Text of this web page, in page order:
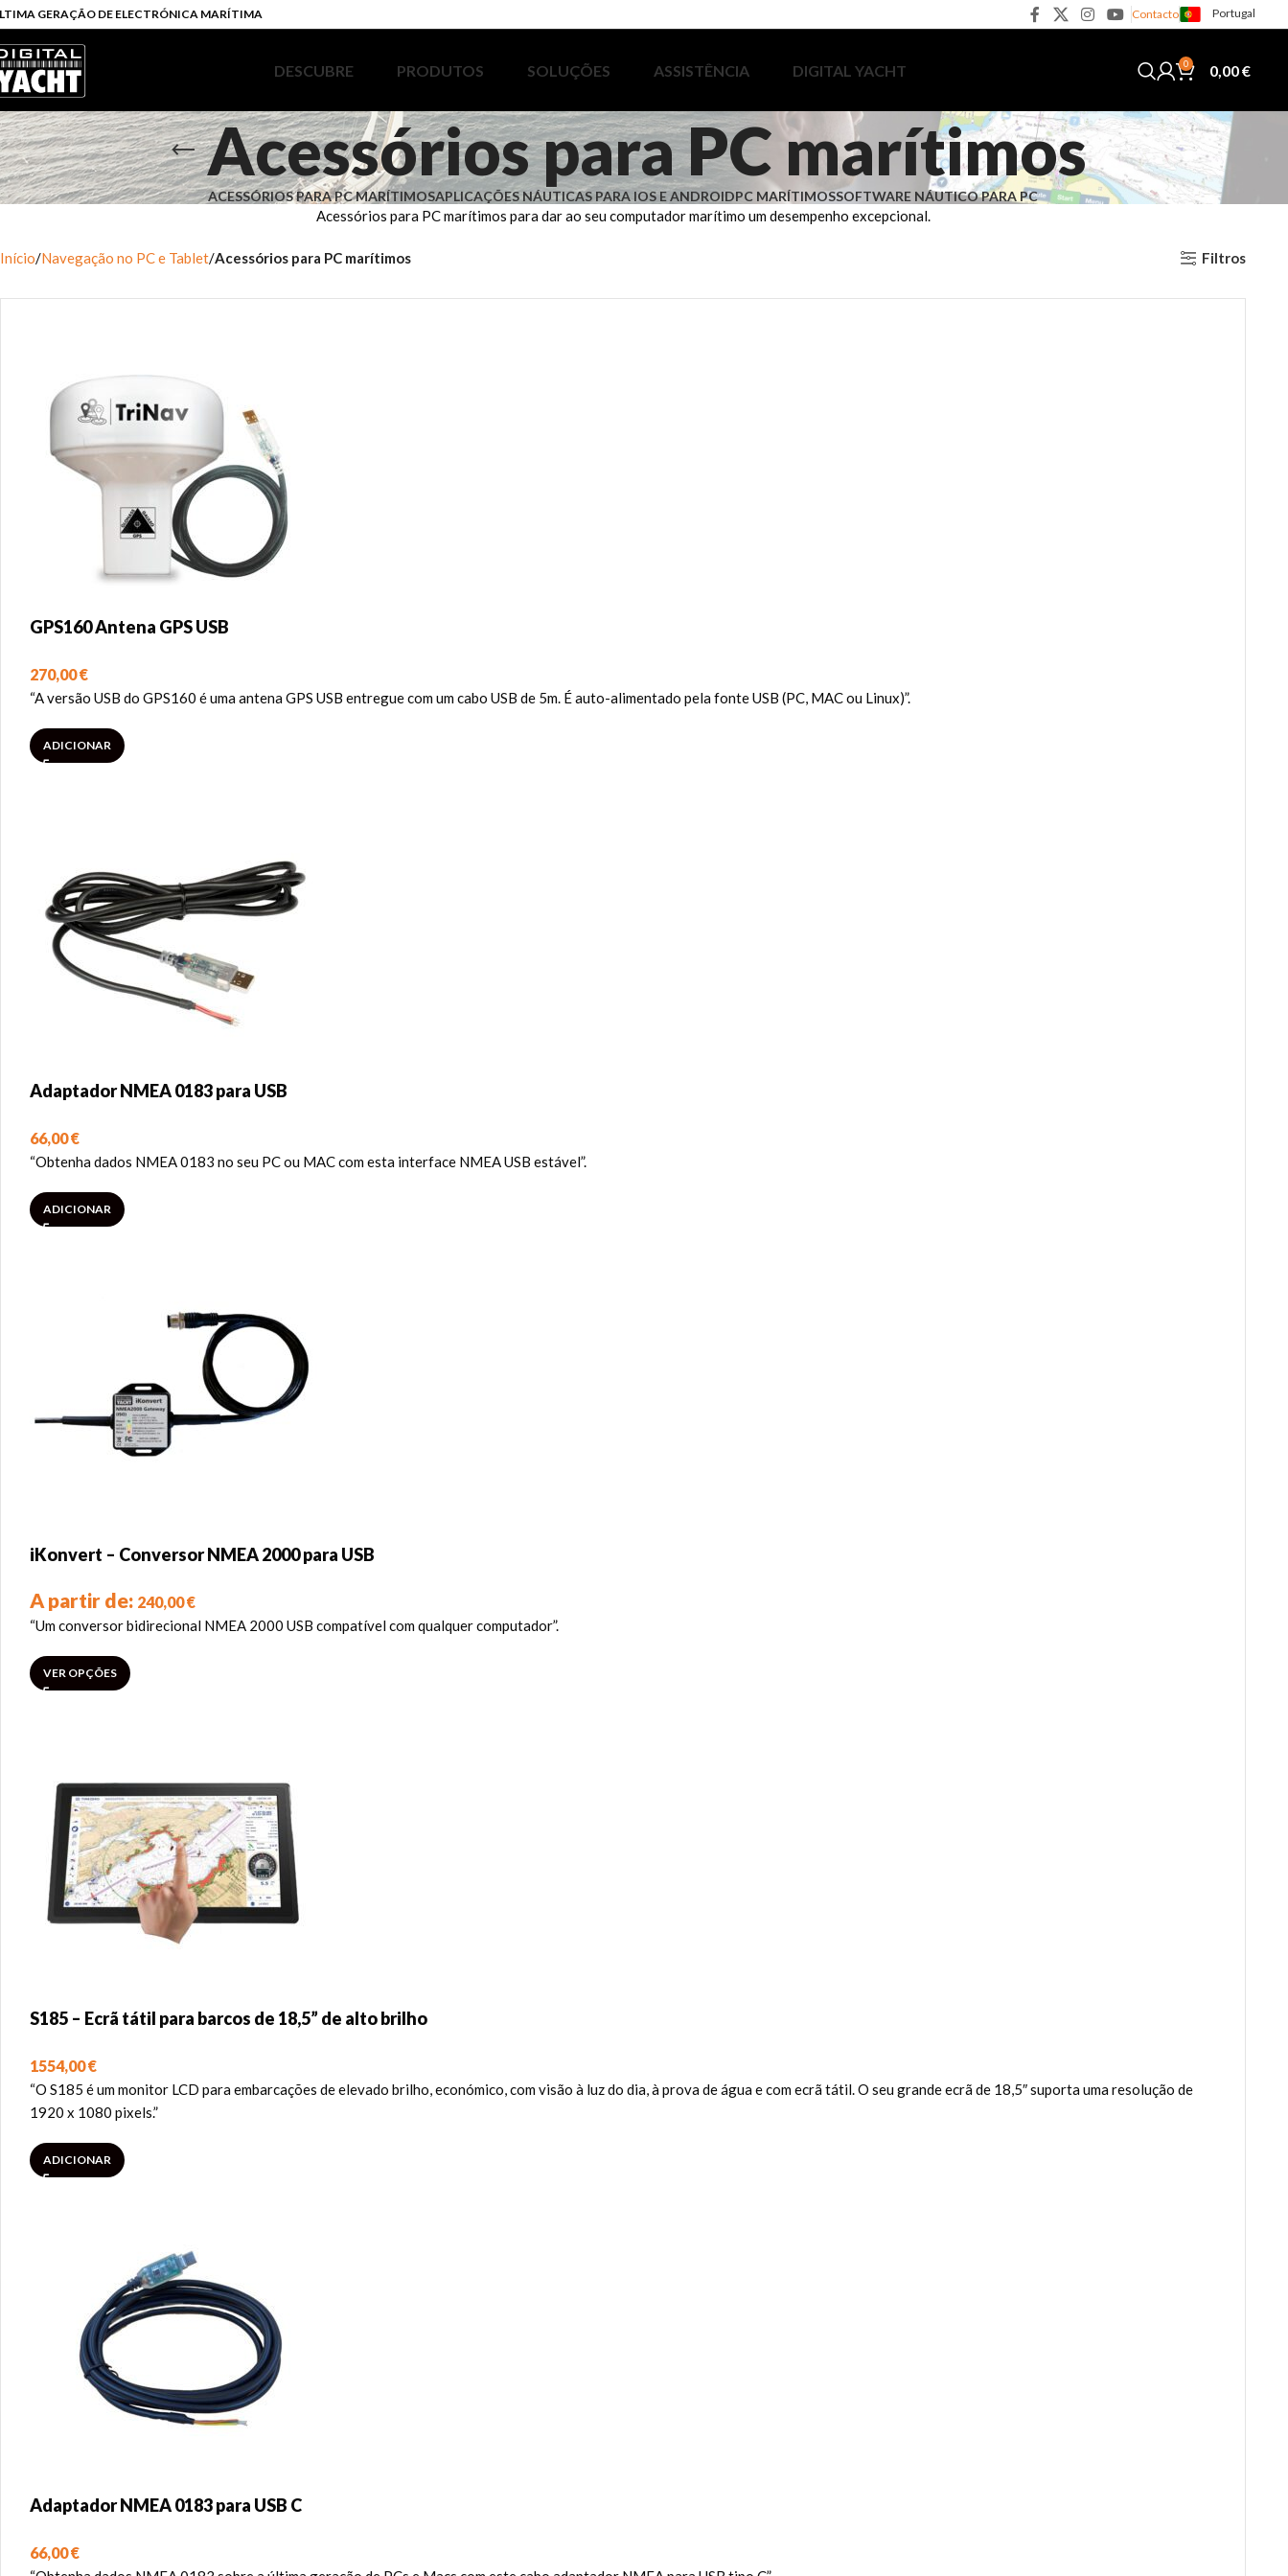
GERAÇÃO DE ELECTRÓNICA MARÍTIMA Contacto Portugal
DESCUBRE PRODUTOS SOLUÇÕES ASSISTÊNCIA DIGITAL YACHT 0 0,00€
Acessórios para PC marítimos
ACESSÓRIOS PARA PC MARÍTIMOSAPLICAÇÕES NÁUTICAS PARA IOS E ANDROIDPC MARÍTIMOSSOFTWARE NÁUTICO PARA PC
Acessórios para PC marítimos para dar ao seu computador marítimo um desempenho excepcional.
Início Navegação no PC e Tablet Acessórios para PC marítimos Filtros
GPS160 Antena GPS USB
270,00€
“A versão USB do GPS160 é uma antena GPS USB entregue com um cabo USB de 5m. É auto-alimentado pela fonte USB (PC, MAC ou Linux)”.
ADICIONAR
Adaptador NMEA 0183 para USB
66,00€
“Obtenha dados NMEA 0183 no seu PC ou MAC com esta interface NMEA USB estável”.
ADICIONAR
iKonvert – Conversor NMEA 2000 para USB
A partir de: 240,00€
“Um conversor bidirecional NMEA 2000 USB compatível com qualquer computador”.
VER OPÇÕES
S185 – Ecrã tátil para barcos de 18,5” de alto brilho
1554,00€
“O S185 é um monitor LCD para embarcações de elevado brilho, económico, com visão à luz do dia, à prova de água e com ecrã tátil. O seu grande ecrã de 18,5″ suporta uma resolução de
1920 x 1080 pixels.”
ADICIONAR
Adaptador NMEA 0183 para USB C
66,00€